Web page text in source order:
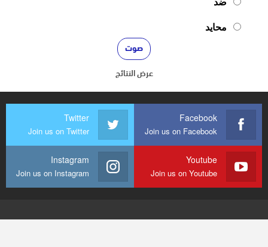
محايد
عرض النتائج
Facebook
Join us on Facebook
Twitter
Join us on Twitter
Youtube
Join us on Youtube
Instagram
Join us on Instagram